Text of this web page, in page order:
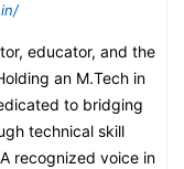
educator, and the
an M.Tech in
to bridging
technical skill
recognized voice in